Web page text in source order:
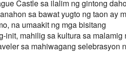
Castle sa ilalim ng gintong
sa bawat yugto ng taon ay
na umaakit ng mga bisitang
init, mahilig sa kultura sa malamig
sa mahiwagang selebrasyon